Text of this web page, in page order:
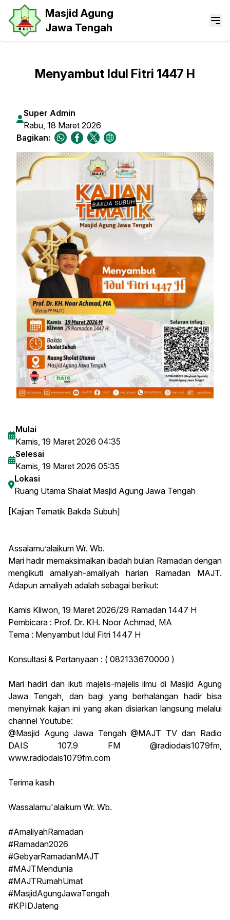
Masjid Agung
Jawa Tengah
Menyambut Idul Fitri 1447 H
Super Admin
Rabu, 18 Maret 2026
Bagikan:
Mulai
Kamis, 19 Maret 2026 04:35
Selesai
Kamis, 19 Maret 2026 05:35
Lokasi
Ruang Utama Shalat Masjid Agung Jawa Tengah
[Kajian Tematik Bakda Subuh]
Assalamu’alaikum Wr. Wb.
Mari hadir memaksimalkan ibadah bulan Ramadan dengan
mengikuti amaliyah-amaliyah harian Ramadan MAJT.
Adapun amaliyah adalah sebagai berikut:
Kamis Kliwon, 19 Maret 2026/29 Ramadan 1447 H
Pembicara : Prof. Dr. KH. Noor Achmad, MA
Tema : Menyambut Idul Fitri 1447 H
Konsultasi & Pertanyaan : ( 082133670000 )
Mari hadiri dan ikuti majelis-majelis ilmu di Masjid Agung
Jawa Tengah, dan bagi yang berhalangan hadir bisa
menyimak kajian ini yang akan disiarkan langsung melalui
channel Youtube:
@Masjid Agung Jawa Tengah @MAJT TV dan Radio
DAIS 107.9 FM @radiodais1079fm,
www.radiodais1079fm.com
Terima kasih
Wassalamu'alaikum Wr. Wb.
#AmaliyahRamadan
#Ramadan2026
#GebyarRamadanMAJT
#MAJTMendunia
#MAJTRumahUmat
#MasjidAgungJawaTengah
#KPIDJateng